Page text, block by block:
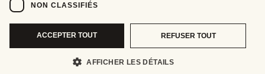
NON CLASSIFIÉS
ACCEPTER TOUT REFUSER TOUT
AFFICHER LES DÉTAILS